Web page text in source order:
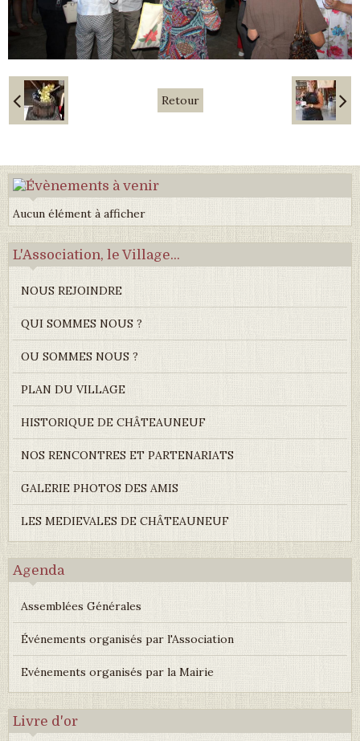
Retour
Aucun élément à afficher
L'Association, le Village...
NOUS REJOINDRE
QUI SOMMES NOUS ?
OU SOMMES NOUS ?
PLAN DU VILLAGE
HISTORIQUE DE CHÂTEAUNEUF
NOS RENCONTRES ET PARTENARIATS
GALERIE PHOTOS DES AMIS
LES MEDIEVALES DE CHÂTEAUNEUF
Agenda
Assemblées Générales
Événements organisés par l'Association
Evénements organisés par la Mairie
Livre d'or